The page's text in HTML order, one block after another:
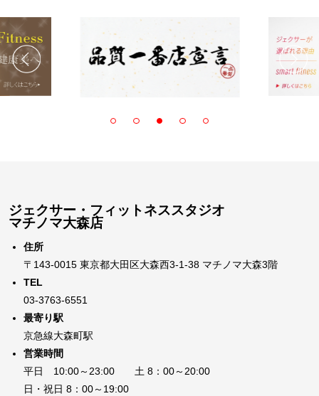
ジェクサー・フィットネススタジオ
マチノマ大森店
住所
〒143-0015 東京都大田区大森西3-1-38 マチノマ大森3階
TEL
03-3763-6551
最寄り駅
京急線大森町駅
営業時間
平日 10:00～23:00 土 8：00～20:00
日・祝日 8：00～19:00